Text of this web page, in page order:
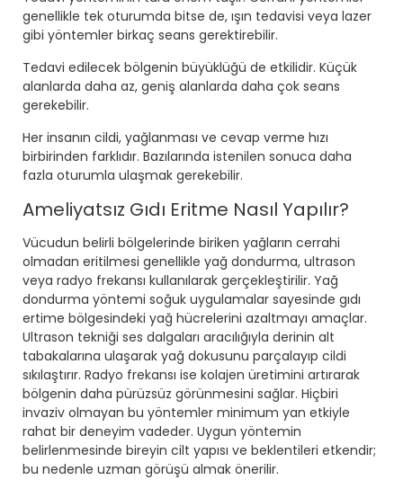
genellikle tek oturumda bitse de, ışın tedavisi veya lazer
gibi yöntemler birkaç seans gerektirebilir.
Tedavi edilecek bölgenin büyüklüğü de etkilidir. Küçük
alanlarda daha az, geniş alanlarda daha çok seans
gerekebilir.
Her insanın cildi, yağlanması ve cevap verme hızı
birbirinden farklıdır. Bazılarında istenilen sonuca daha
fazla oturumla ulaşmak gerekebilir.
Ameliyatsız Gıdı Eritme Nasıl Yapılır?
Vücudun belirli bölgelerinde biriken yağların cerrahi
olmadan eritilmesi genellikle yağ dondurma, ultrason
veya radyo frekansı kullanılarak gerçekleştirilir. Yağ
dondurma yöntemi soğuk uygulamalar sayesinde gıdı
ertime bölgesindeki yağ hücrelerini azaltmayı amaçlar.
Ultrason tekniği ses dalgaları aracılığıyla derinin alt
tabakalarına ulaşarak yağ dokusunu parçalayıp cildi
sıkılaştırır. Radyo frekansı ise kolajen üretimini artırarak
bölgenin daha pürüzsüz görünmesini sağlar. Hiçbiri
invaziv olmayan bu yöntemler minimum yan etkiyle
rahat bir deneyim vadeder. Uygun yöntemin
belirlenmesinde bireyin cilt yapısı ve beklentileri etkendir;
bu nedenle uzman görüşü almak önerilir.